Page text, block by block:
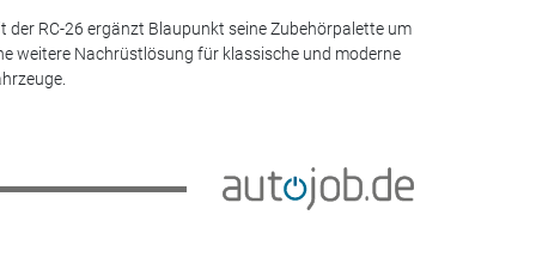
der RC-26 ergänzt Blaupunkt seine Zubehörpalette um
weitere Nachrüstlösung für klassische und moderne